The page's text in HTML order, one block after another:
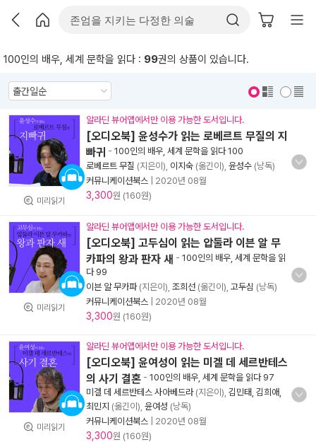
100인의 배우, 세계 문학을 읽다 : 99권의 상품이 있습니다.
미리읽기
알라딘 뷰어앱에서만 이용 가능한 도서입니다.
[오디오북] 윤성수가 읽는 로베르트 무질의 지
빠귀 - 100인의 배우, 세계 문학을 읽다 100
로베르트 무질 (지은이), 이지숙 (옮긴이), 윤성수 (낭독)
커뮤니케이션북스
2020년 08월
3,300원 (160원)
미리읽기
알라딘 뷰어앱에서만 이용 가능한 도서입니다.
[오디오북] 고두심이 읽는 압둘라 이븐 알 무
카파의 왕과 판자 새 - 100인의 배우, 세계 문학을 읽
다 99
이븐 알 무카파(지은이), 조희선 (옮긴이), 고두심 (낭독)
커뮤니케이션북스
2020년 08월
3,300원 (160원)
미리읽기
알라딘 뷰어앱에서만 이용 가능한 도서입니다.
[오디오북] 윤여성이 읽는 미겔 데 세르반테스
의 사기 결혼 - 100인의 배우, 세계 문학을 읽다 97
미겔 데 세르반테스 사아베드라(지은이), 김민태, 김희애,
최민지 (옮긴이), 윤여성 (낭독)
커뮤니케이션북스
2020년 08월
3,300원 (160원)